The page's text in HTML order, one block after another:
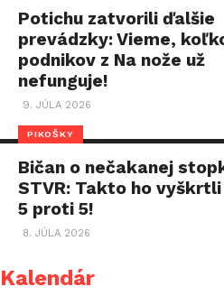
Potichu zatvorili ďalšie
prevádzky: Vieme,
podnikov z Na nože už
nefunguje!
9. JÚLA 2026
PIKOŠKY
Bičan o nečakanej
STVR: Takto ho vyškrtli
5 proti 5!
8. JÚLA 2026
Kalendár